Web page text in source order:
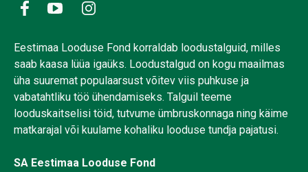
Eestimaa Looduse Fond korraldab loodustalguid, milles
saab kaasa lüüa igaüks. Loodustalgud on kogu maailmas
üha suuremat populaarsust võitev viis puhkuse ja
vabatahtliku töö ühendamiseks. Talguil teeme
looduskaitselisi töid, tutvume ümbruskonnaga ning käime
matkarajal või kuulame kohaliku looduse tundja pajatusi.
SA Eestimaa Looduse Fond